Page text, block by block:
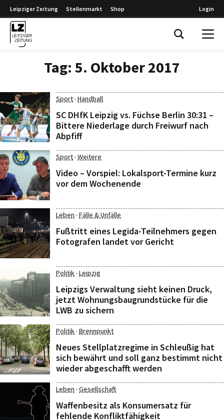
Leipziger Zeitung Stellenmarkt Shop Login
Tag: 5. Oktober 2017
Sport· Handball
SC DHfK Leipzig vs. Füchse Berlin 30:31 –
Bittere Niederlage durch Freiwurf nach
Abpfiff
Sport· Weitere
Video – Vorspiel: Lokalsport-Termine kurz
vor dem Wochenende
Leben · Fälle & Unfälle
Fußtritt eines Legida-Teilnehmers gegen
Fotografen landet vor Gericht
Politik· Leipzig
Leipzigs Verwaltung sieht keinen Druck,
jetzt Wohnungsbaugrundstücke für die
LWB zu sichern
Politik· Brennpunkt
Neues Stellplatzregime in Schleußig hat
sich bewährt und soll ganz bestimmt nicht
wieder abgeschafft werden
Leben · Gesellschaft
Waffenbesitz als Konsumersatz für
fehlende Konfliktfähigkeit